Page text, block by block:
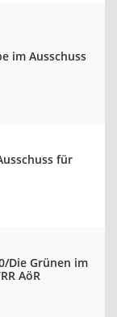
im Ausschuss
für
Die Grünen im
AöR